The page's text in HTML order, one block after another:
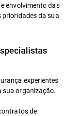
envolvimento das
da sua
experientes
sua organização.
de